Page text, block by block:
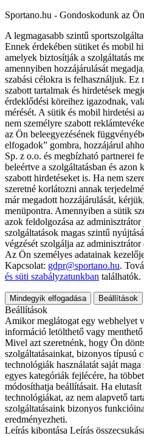
Sportano.hu - Gondoskodunk az
A legmagasabb szintű
Ennek érdekében sütiket és mobil
amelyek biztosítják a szolgáltatás
amennyiben hozzájárulását
szabási célokra is felhasználjuk. Ez
szabott tartalmak és hirdetések
érdeklődési köreihez igazodnak,
mérését. A sütik és mobil hirdetési
nem személyre szabott
az Ön beleegyezésének
elfogadok” gombra, hozzájárul
Sp. z o.o. és megbízható partnerei
beleértve a szolgáltatásban és
szabott hirdetéseket is. Ha nem
szeretné korlátozni annak
már megadott hozzájárulását,
menüpontra. Amennyiben a sütik
azok feldolgozása az
szolgáltatások magas szintű
végzését szolgálja az
Az Ön személyes adatainak
Kapcsolat: gdpr@sportano.hu.
és süti szabályzatunkban találhatók.
Mindegyik elfogadása Beállítások
Beállítások
Amikor meglátogat egy webhelyet
információ letölthető vagy
Mivel azt szeretnénk, hogy Ön
szolgáltatásainkat, bizonyos típusú
technológiák használatát saját
egyes kategóriák fejlécére, ha
módosíthatja beállításait. Ha
technológiákat, az nem alapvető
szolgáltatásaink bizonyos
eredményezheti.
Leírás kibontása Leírás